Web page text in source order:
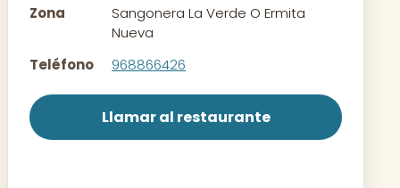
Contacto
Zona
Sangonera La Verde O Ermita
Nueva
Teléfono
968866426
Llamar al restaurante